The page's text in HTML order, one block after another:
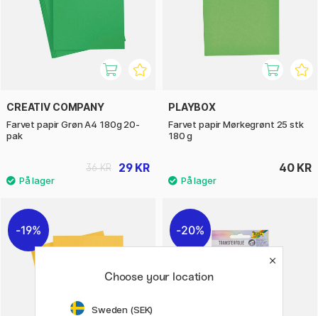
CREATIV COMPANY
Farvet papir Grøn A4 180g 20-
pak
29 KR
36 KR
PLAYBOX
Farvet papir Mørkegrønt 25 stk
180 g
40 KR
19% 20%
Choose your location
Sweden (SEK)